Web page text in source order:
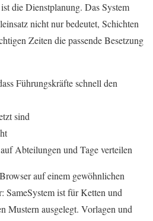
die Dienstplanung. Das System
nicht nur bedeutet, Schichten
Zeiten die passende Besetzung
Führungskräfte schnell den
sind
Abteilungen und Tage verteilen
auf einem gewöhnlichen
ist für Ketten und
Mustern ausgelegt. Vorlagen und